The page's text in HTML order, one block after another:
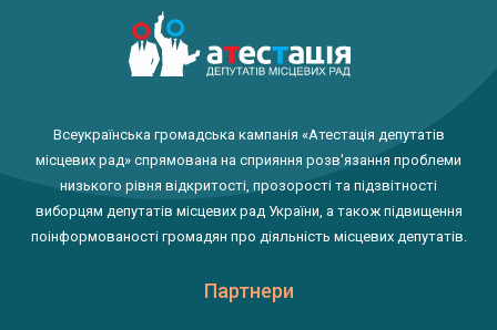
Всеукраїнська громадська кампанія «Атестація депутатів
місцевих рад» спрямована на сприяння розв'язання проблеми
низького рівня відкритості, прозорості та підзвітності
виборцям депутатів місцевих рад України, а також підвищення
поінформованості громадян про діяльність місцевих депутатів.
Партнери